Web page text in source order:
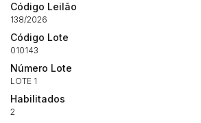
Código Leilão
138/2026
Código Lote
010143
Número Lote
LOTE 1
Habilitados
2 Histórico de Propostas
Habilite-se para efetuar lances ou